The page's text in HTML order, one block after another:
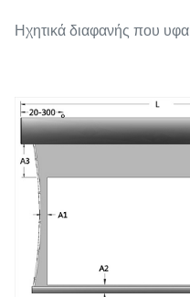
Ηχητικά διαφανής που